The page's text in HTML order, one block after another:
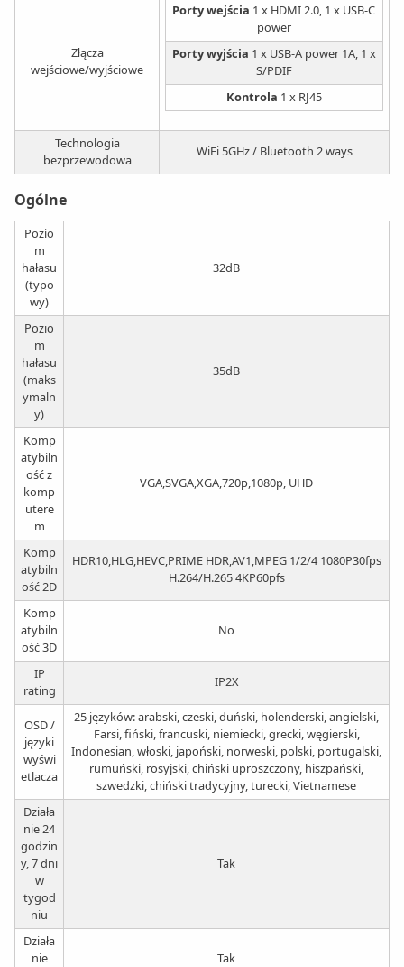
Złącza
wejściowe/wyjściowe
Porty wejścia 1 x HDMI 2.0, 1 x USB-C
power
Porty wyjścia 1 x USB-A power 1A, 1 x
S/PDIF
Kontrola 1 x RJ45
Technologia
bezprzewodowa
WiFi 5GHz / Bluetooth 2 ways
Ogólne
Pozio
m
hałasu
(typo
wy)
32dB
Pozio
m
hałasu
(maks
ymaln
y)
35dB
Komp
atybiln
ość z
komp
utere
m
VGA,SVGA,XGA,720p,1080p, UHD
Komp
atybiln
ość 2D
HDR10,HLG,HEVC,PRIME HDR,AV1,MPEG 1/2/4 1080P30fps
H.264/H.265 4KP60pfs
Komp
atybiln
ość 3D
No
IP
rating
IP2X
OSD /
języki
wyświ
etlacza
25 języków: arabski, czeski, duński, holenderski, angielski,
Farsi, fiński, francuski, niemiecki, grecki, węgierski,
Indonesian, włoski, japoński, norweski, polski, portugalski,
rumuński, rosyjski, chiński uproszczony, hiszpański,
szwedzki, chiński tradycyjny, turecki, Vietnamese
Działa
nie 24
godzin
y, 7 dni
w
tygod
niu
Tak
Działa
nie
Tak